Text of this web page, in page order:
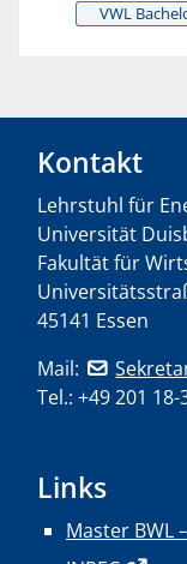
VWL
Kontakt
Lehrstuhl für
Universität
Fakultät für
45141 Essen
Mail:
Tel.: +49 201 18-
Links
Master BWL